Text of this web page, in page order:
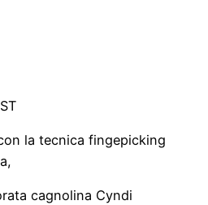
la tecnica fingepicking
cagnolina Cyndi